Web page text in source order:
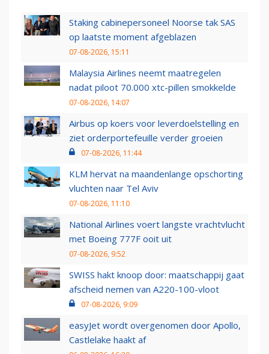
Staking cabinepersoneel Noorse tak SAS
op laatste moment afgeblazen
07-08-2026, 15:11
Malaysia Airlines neemt maatregelen
nadat piloot 70.000 xtc-pillen smokkelde
07-08-2026, 14:07
Airbus op koers voor leverdoelstelling en
ziet orderportefeuille verder groeien
07-08-2026, 11:44
KLM hervat na maandenlange opschorting
vluchten naar Tel Aviv
07-08-2026, 11:10
National Airlines voert langste vrachtvlucht
met Boeing 777F ooit uit
07-08-2026, 9:52
SWISS hakt knoop door: maatschappij gaat
afscheid nemen van A220-100-vloot
07-08-2026, 9:09
easyJet wordt overgenomen door Apollo,
Castlelake haakt af